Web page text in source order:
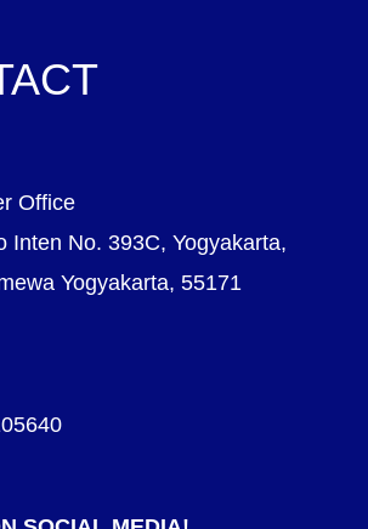
Office
Inten No. 393C, Yogyakarta,
Yogyakarta, 55171